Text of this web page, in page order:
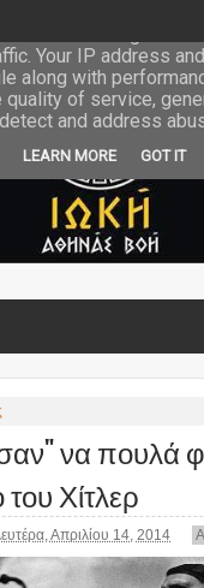
να πουλά
Χίτλερ
Απριλίου 14, 2014
from Google to
Your IP address
along with
of service,
and address
LEARN MORE GOT IT